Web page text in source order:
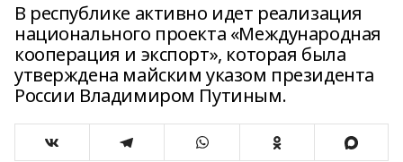
В республике активно идет реализация
национального проекта «Международная
кооперация и экспорт», которая была
утверждена майским указом президента
России Владимиром Путиным.